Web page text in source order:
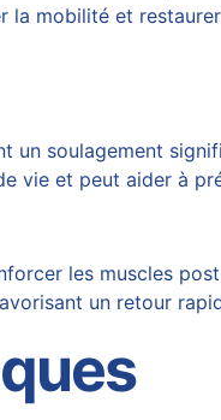
la mobilité et
soulagement
vie et peut aider à
les muscles
un retour